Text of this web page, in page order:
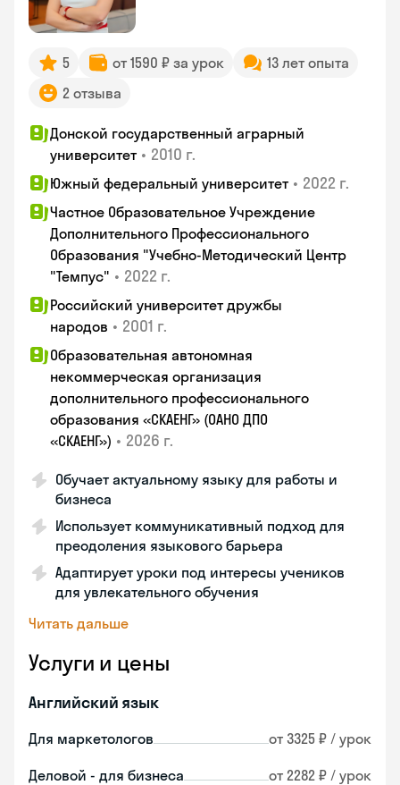
5 от 1590 ₽ за урок
13 лет опыта
2 отзыва
Донской государственный аграрный
университет • 2010 г.
Южный федеральный университет • 2022 г.
Частное Образовательное Учреждение
Дополнительного Профессионального
Образования "Учебно-Методический Центр
"Темпус" • 2022 г.
Российский университет дружбы
народов • 2001 г.
Образовательная автономная
некоммерческая организация
дополнительного профессионального
образования «СКАЕНГ» (ОАНО ДПО
«СКАЕНГ») • 2026 г.
Обучает актуальному языку для работы и
бизнеса
Использует коммуникативный подход для
преодоления языкового барьера
Адаптирует уроки под интересы учеников
для увлекательного обучения
Читать дальше
Услуги и цены
Английский язык
Для маркетологов от 3325 ₽ / урок
Деловой - для бизнеса от 2282 ₽ / урок